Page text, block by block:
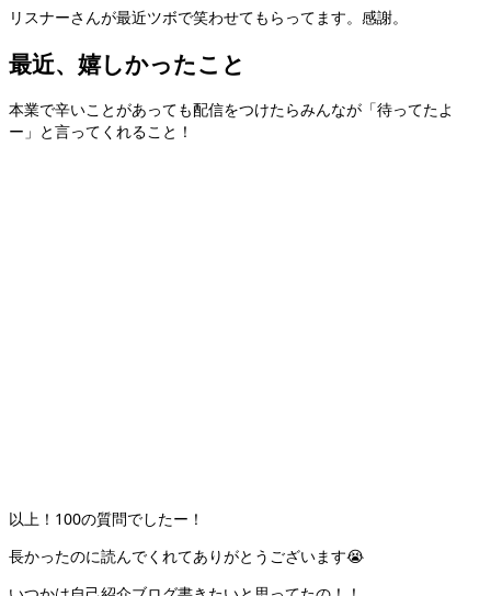
リスナーさんが最近ツボで笑わせてもらってます。感謝。
最近、嬉しかったこと
本業で辛いことがあっても配信をつけたらみんなが「待ってたよ
ー」と言ってくれること！
以上！100の質問でしたー！
長かったのに読んでくれてありがとうございます😭